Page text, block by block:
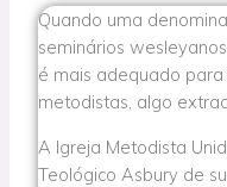
Quando uma
seminários
é mais adequado
metodistas, algo
A Igreja Metodista
Teológico Asbury de